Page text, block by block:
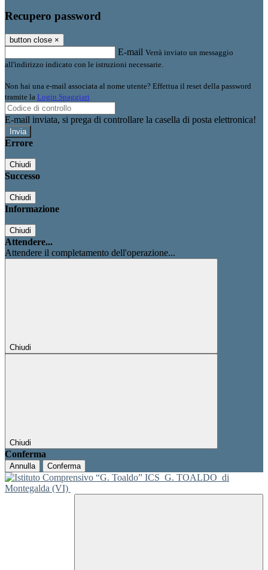
Recupero password
button close ×
E-mail Verrà inviato un messaggio
all'indirizzo indicato con le istruzioni necessarie.
Non hai una e-mail associata al nome utente? Effettua il reset della password
tramite la Login Spaggiari
E-mail inviata, si prega di controllare la casella di posta elettronica!
Errore
Chiudi
Successo
Chiudi
Informazione
Chiudi
Attendere...
Attendere il completamento dell'operazione...
Chiudi
Chiudi
Conferma
Annulla Conferma
ICS G. TOALDO di
Montegalda (VI)